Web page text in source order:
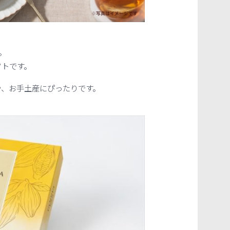
です。
お手土産にぴったりです。